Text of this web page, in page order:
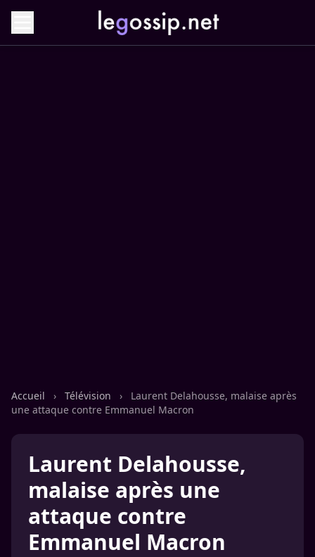
Accueil › Télévision ›
Laurent Delahousse, malaise après
une attaque contre Emmanuel Macron
Laurent Delahousse,
malaise après une
attaque contre
Emmanuel Macron